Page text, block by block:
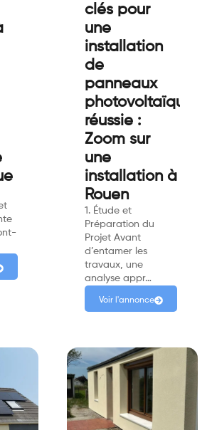
clés pour
une
installation
de
panneaux
photovoltaïques
réussie :
Zoom sur
une
installation à
Rouen
1. Étude et
Préparation du
Projet Avant
d’entamer les
travaux, une
analyse appr…
Voir l'annonce